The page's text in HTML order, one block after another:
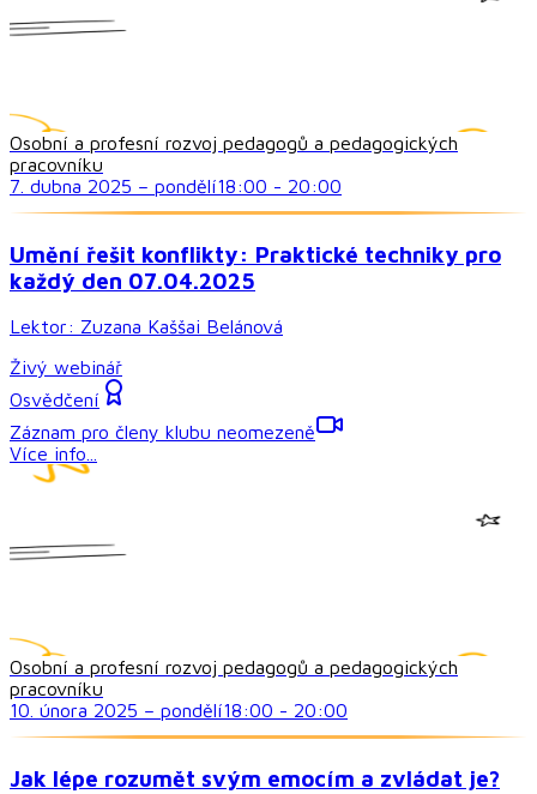
Osobní a profesní rozvoj pedagogů a pedagogických
pracovníku
7. dubna 2025 – pondělí18:00 - 20:00
Umění řešit konflikty: Praktické techniky pro
každý den 07.04.2025
Lektor: Zuzana Kaššai Belánová
Živý webinář
Osvědčení
Záznam pro členy klubu neomezeně
Více info...
Osobní a profesní rozvoj pedagogů a pedagogických
pracovníku
10. února 2025 – pondělí18:00 - 20:00
Jak lépe rozumět svým emocím a zvládat je?